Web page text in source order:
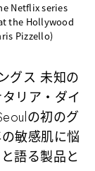
Netflix series
the Hollywood
Pizzello)
グス 未知の
リア・ダイ
の初のグ
敏感肌に悩
語る製品と